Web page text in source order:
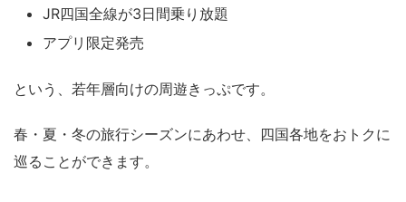
JR四国全線が3日間乗り放題
アプリ限定発売
という、若年層向けの周遊きっぷです。
春・夏・冬の旅行シーズンにあわせ、四国各地をおトクに
巡ることができます。